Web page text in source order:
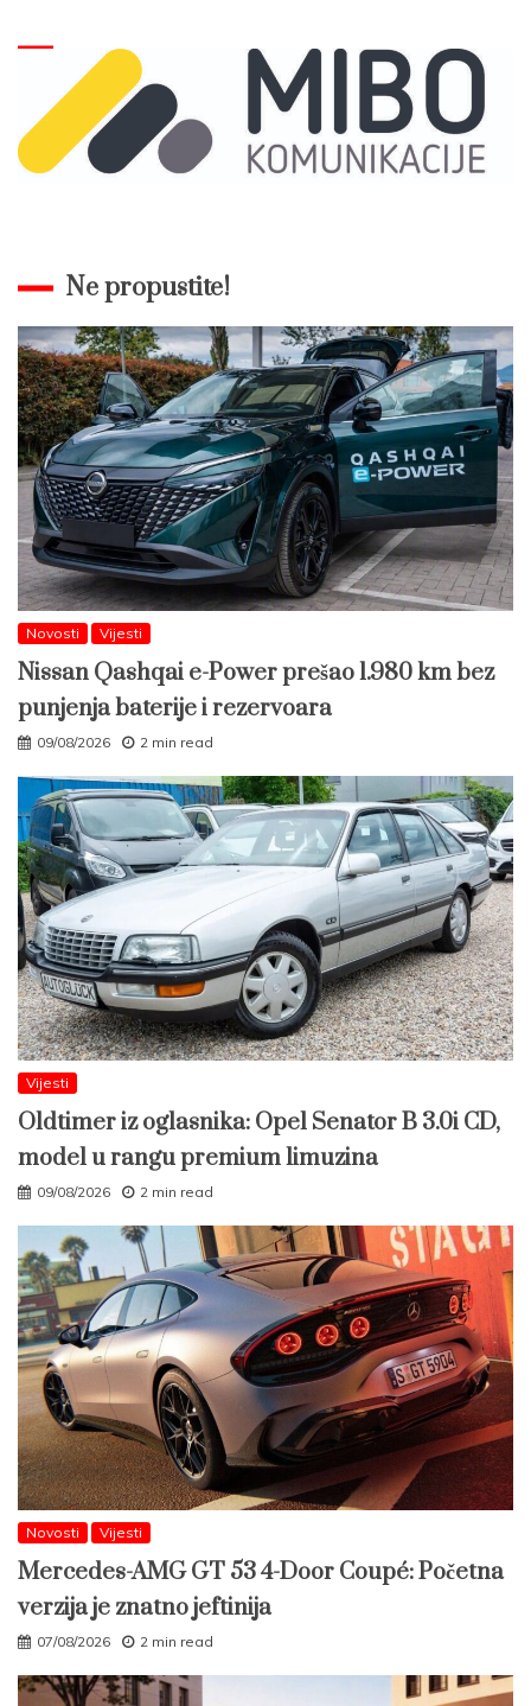
Ne propustite!
Novosti Vijesti
Nissan Qashqai e-Power prešao 1.980 km bez
punjenja baterije i rezervoara
09/08/2026 2 min read
Vijesti
Oldtimer iz oglasnika: Opel Senator B 3.0i CD,
model u rangu premium limuzina
09/08/2026 2 min read
Novosti Vijesti
Mercedes-AMG GT 53 4-Door Coupé: Početna
verzija je znatno jeftinija
07/08/2026 2 min read